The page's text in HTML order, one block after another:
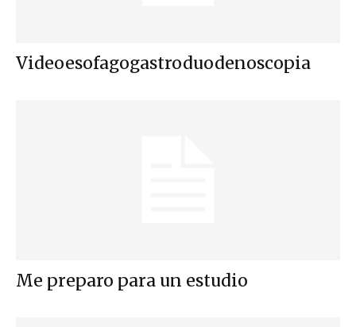
Videoesofagogastroduodenoscopia
Me preparo para un estudio